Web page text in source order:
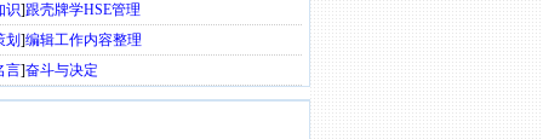
识]跟壳牌学HSE管理
划 ]编辑工作内容整理
言]奋斗与决定